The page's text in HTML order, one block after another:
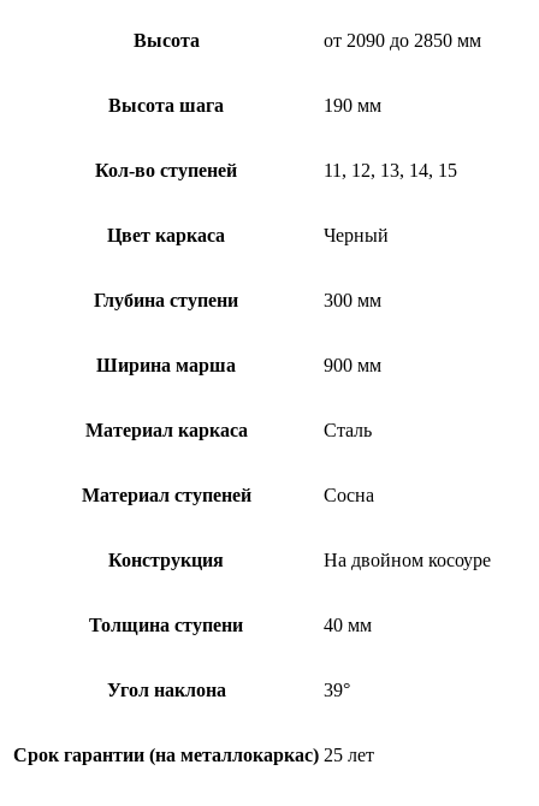
Высота от 2090 до 2850 мм
Высота шага 190 мм
Кол-во ступеней 11, 12, 13, 14, 15
Цвет каркаса Черный
Глубина ступени 300 мм
Ширина марша 900 мм
Материал каркаса Сталь
Материал ступеней Сосна
Конструкция На двойном косоуре
Толщина ступени 40 мм
Угол наклона 39°
Срок гарантии (на металлокаркас) 25 лет